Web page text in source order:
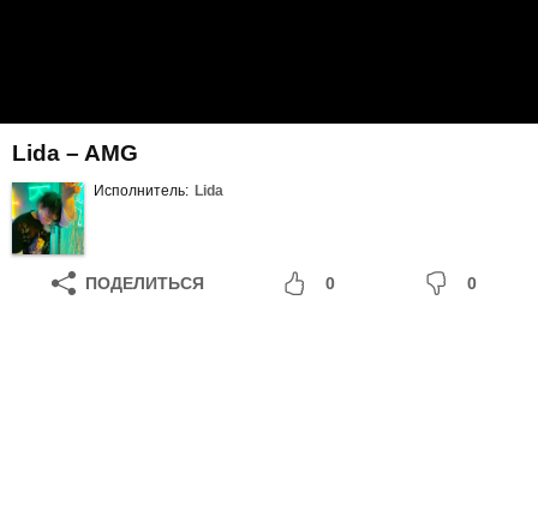
Lida – AMG
Исполнитель: Lida
ПОДЕЛИТЬСЯ 0 0